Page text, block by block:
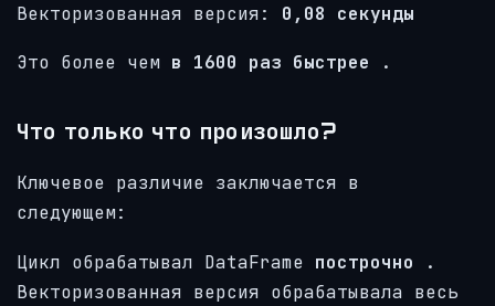
Векторизованная версия: 0,08 секунды
Это более чем в 1600 раз быстрее .
Что только что произошло?
Ключевое различие заключается в
следующем:
Цикл обрабатывал DataFrame построчно .
Векторизованная версия обрабатывала весь